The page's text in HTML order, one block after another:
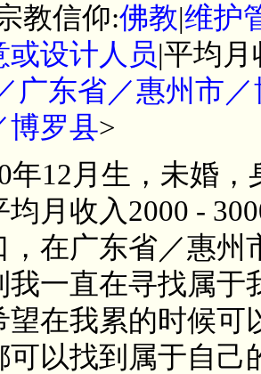
教信仰:佛教|维护
或设计人员|平均月
广东省／惠州市
博罗县>
年12月生，未婚
均月收入2000 -
，在广东省／惠
我一直在寻找属
望在我累的时候可
可以找到属于自己